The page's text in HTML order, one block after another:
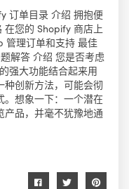
订单目录 介绍 拥抱便
您的 Shopify 商店上
管理订单和支持 最佳
解答 介绍 您是否考虑
强大功能结合起来用
创新方法，可能会彻
。想象一下：一个潜在
品，并毫不犹豫地通